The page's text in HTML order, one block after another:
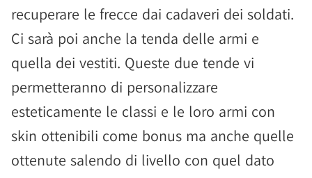
recuperare le frecce dai cadaveri dei soldati.
Ci sarà poi anche la tenda delle armi e
quella dei vestiti. Queste due tende vi
permetteranno di personalizzare
esteticamente le classi e le loro armi con
skin ottenibili come bonus ma anche quelle
ottenute salendo di livello con quel dato